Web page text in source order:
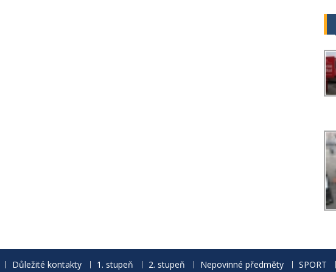
Důležité kontakty 1. stupeň 2. stupeň Nepovinné předměty SPORT